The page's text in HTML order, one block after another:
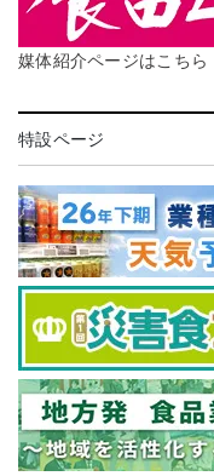
媒体紹介ページはこちら
特設ページ